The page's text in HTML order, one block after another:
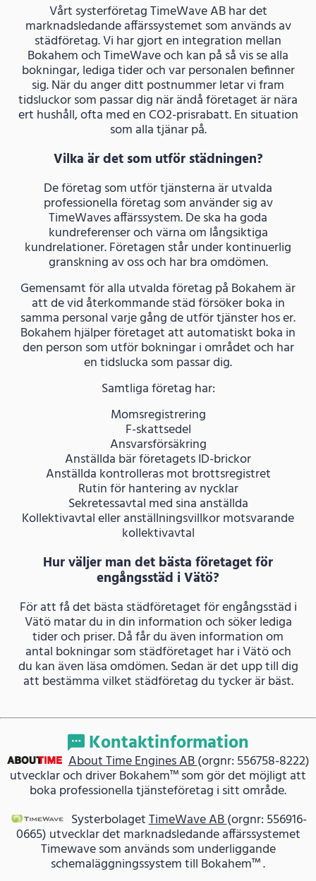
Vårt systerföretag TimeWave AB har det
marknadsledande affärssystemet som används av
städföretag. Vi har gjort en integration mellan
Bokahem och TimeWave och kan på så vis se alla
bokningar, lediga tider och var personalen befinner
sig. När du anger ditt postnummer letar vi fram
tidsluckor som passar dig när ändå företaget är nära
ert hushåll, ofta med en CO2-prisrabatt. En situation
som alla tjänar på.
Vilka är det som utför städningen?
De företag som utför tjänsterna är utvalda
professionella företag som använder sig av
TimeWaves affärssystem. De ska ha goda
kundreferenser och värna om långsiktiga
kundrelationer. Företagen står under kontinuerlig
granskning av oss och har bra omdömen.
Gemensamt för alla utvalda företag på Bokahem är
att de vid återkommande städ försöker boka in
samma personal varje gång de utför tjänster hos er.
Bokahem hjälper företaget att automatiskt boka in
den person som utför bokningar i området och har
en tidslucka som passar dig.
Samtliga företag har:
Momsregistrering
F-skattsedel
Ansvarsförsäkring
Anställda bär företagets ID-brickor
Anställda kontrolleras mot brottsregistret
Rutin för hantering av nycklar
Sekretessavtal med sina anställda
Kollektivavtal eller anställningsvillkor motsvarande
kollektivavtal
Hur väljer man det bästa företaget för
engångsstäd i Vätö?
För att få det bästa städföretaget för engångsstäd i
Vätö matar du in din information och söker lediga
tider och priser. Då får du även information om
antal bokningar som städföretaget har i Vätö och
du kan även läsa omdömen. Sedan är det upp till dig
att bestämma vilket städföretag du tycker är bäst.
Kontaktinformation
About Time Engines AB(orgnr: 556758-8222)
utvecklar och driver Bokahem™ som gör det möjligt att
boka professionella tjänsteföretag i sitt område.
SysterbolagetTimeWave AB(orgnr: 556916-
0665) utvecklar det marknadsledande affärssystemet
Timewave som används som underliggande
schemaläggningssystem till Bokahem™ .